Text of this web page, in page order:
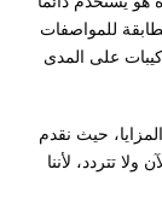
للمواصفات
على المدى
حيث نقدم
تتردد، لأننا